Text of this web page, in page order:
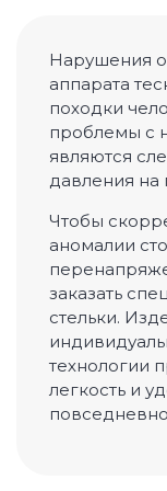
Психология,
Телесно-
Диагностика
Приём
Нарушения
аппарата
походки
проблемы с
являются
давления на
Чтобы
аномалии
заказать
стельки.
технологии
легкость и